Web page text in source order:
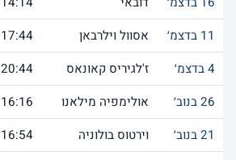
11 בדצמ׳
אסוול וילרבאן 17:44
4 בדצמ׳
ז'לגיריס קאונאס 20:44
26 בנוב׳
אולימפיה מילאנו 16:16
21 בנוב׳
וירטוס בולוניה 16:54